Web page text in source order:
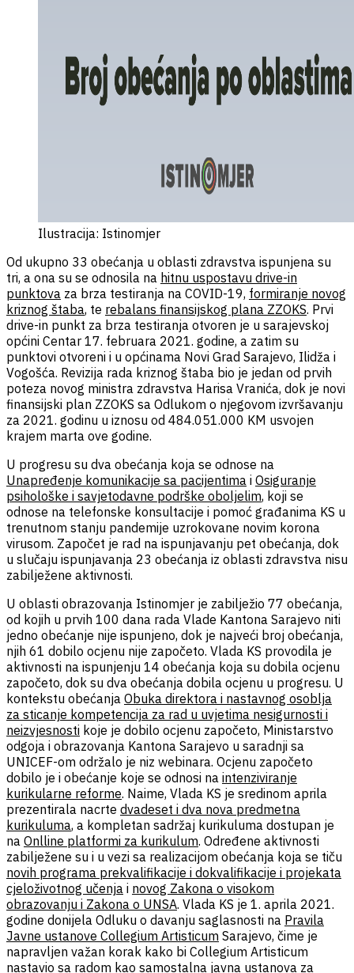
Ilustracija: Istinomjer
Od ukupno 33 obećanja u oblasti zdravstva ispunjena su
tri, a ona su se odnosila na hitnu uspostavu drive-in
punktova za brza testiranja na COVID-19, formiranje novog
kriznog štaba, te rebalans finansijskog plana ZZOKS. Prvi
drive-in punkt za brza testiranja otvoren je u sarajevskoj
općini Centar 17. februara 2021. godine, a zatim su
punktovi otvoreni i u općinama Novi Grad Sarajevo, Ilidža i
Vogošća. Revizija rada kriznog štaba bio je jedan od prvih
poteza novog ministra zdravstva Harisa Vranića, dok je novi
finansijski plan ZZOKS sa Odlukom o njegovom izvršavanju
za 2021. godinu u iznosu od 484.051.000 KM usvojen
krajem marta ove godine.
U progresu su dva obećanja koja se odnose na
Unapređenje komunikacije sa pacijentima i Osiguranje
psihološke i savjetodavne podrške oboljelim, koji se
odnose na telefonske konsultacije i pomoć građanima KS u
trenutnom stanju pandemije uzrokovane novim korona
virusom. Započet je rad na ispunjavanju pet obećanja, dok
u slučaju ispunjavanja 23 obećanja iz oblasti zdravstva nisu
zabilježene aktivnosti.
U oblasti obrazovanja Istinomjer je zabilježio 77 obećanja,
od kojih u prvih 100 dana rada Vlade Kantona Sarajevo niti
jedno obećanje nije ispunjeno, dok je najveći broj obećanja,
njih 61 dobilo ocjenu nije započeto. Vlada KS provodila je
aktivnosti na ispunjenju 14 obećanja koja su dobila ocjenu
započeto, dok su dva obećanja dobila ocjenu u progresu. U
kontekstu obećanja Obuka direktora i nastavnog osoblja
za sticanje kompetencija za rad u uvjetima nesigurnosti i
neizvjesnosti koje je dobilo ocjenu započeto, Ministarstvo
odgoja i obrazovanja Kantona Sarajevo u saradnji sa
UNICEF-om održalo je niz webinara. Ocjenu započeto
dobilo je i obećanje koje se odnosi na intenziviranje
kurikularne reforme. Naime, Vlada KS je sredinom aprila
prezentirala nacrte dvadeset i dva nova predmetna
kurikuluma, a kompletan sadržaj kurikuluma dostupan je
na Onlline platformi za kurikulum. Određene aktivnosti
zabilježene su i u vezi sa realizacijom obećanja koja se tiču
novih programa prekvalifikacije i dokvalifikacije i projekata
cjeloživotnog učenja i novog Zakona o visokom
obrazovanju i Zakona o UNSA. Vlada KS je 1. aprila 2021.
godine donijela Odluku o davanju saglasnosti na Pravila
Javne ustanove Collegium Artisticum Sarajevo, čime je
napravljen važan korak kako bi Collegium Artisticum
nastavio sa radom kao samostalna javna ustanova za